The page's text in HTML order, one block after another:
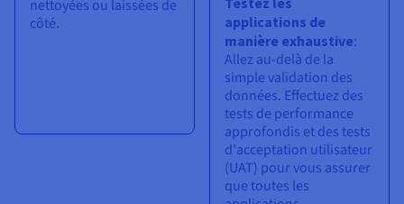
nettoyées ou laissées de
côté.
applications de
manière exhaustive:
Allez au-delà de la
simple validation des
données. Effectuez des
tests de performance
approfondis et des tests
d'acceptation utilisateur
(UAT) pour vous assurer
que toutes les